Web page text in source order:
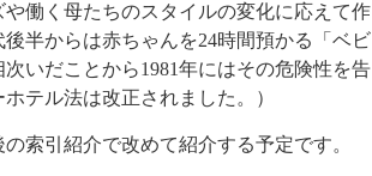
働く母たちのスタイルの変化に応えて作
後半からは赤ちゃんを24時間預かる「ベビ
いだことから1981年にはその危険性を告
テル法は改正されました。）
索引紹介で改めて紹介する予定です。